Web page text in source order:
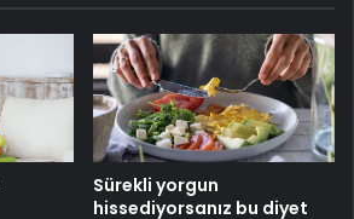
Sürekli yorgun
hissediyorsanız bu diyet